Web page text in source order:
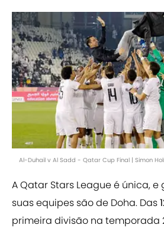
Al-Duhail v Al Sadd - Qatar Cup Final | Simon
A Qatar Stars League é única,
suas equipes são de Doha. Das
primeira divisão na temporada